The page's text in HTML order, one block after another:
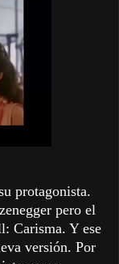
protagonista.
pero el
Carisma. Y ese
versión. Por